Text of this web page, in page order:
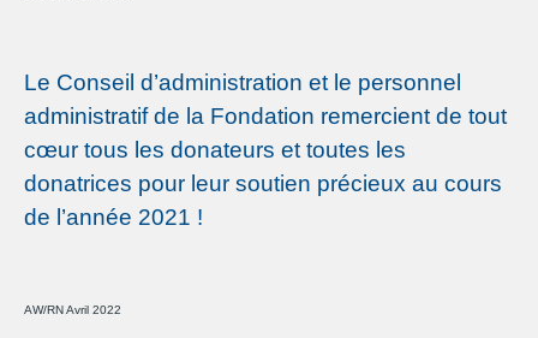
Le Conseil d’administration et le personnel
administratif de la Fondation remercient de tout
cœur tous les donateurs et toutes les
donatrices pour leur soutien précieux au cours
de l’année 2021 !
AW/RN Avril 2022